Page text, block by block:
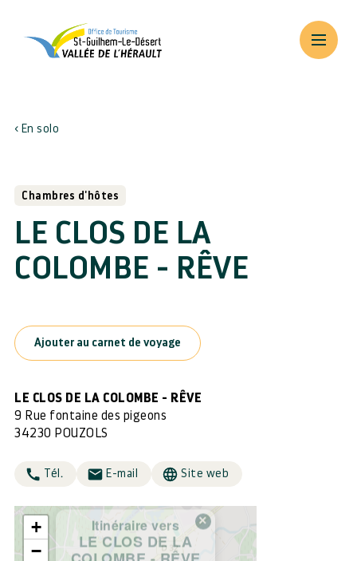
En solo
Chambres d'hôtes
LE CLOS DE LA
COLOMBE - RÊVE
Ajouter au carnet de voyage
LE CLOS DE LA COLOMBE - RÊVE
9 Rue fontaine des pigeons
34230 POUZOLS
Tél. E-mail Site web
Itinéraire vers
LE CLOS DE LA
×
+
−